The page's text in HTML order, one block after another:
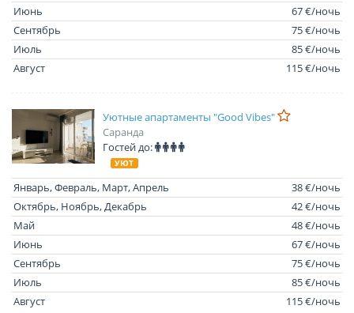
Июнь
67 €/ночь
Сентябрь
75 €/ночь
Июль
85 €/ночь
Август
115 €/ночь
Уютные апартаменты "Good Vibes"
Саранда
Гостей до:
УЮТ
Январь, Февраль, Март, Апрель
38 €/ночь
Октябрь, Ноябрь, Декабрь
42 €/ночь
Май
48 €/ночь
Июнь
67 €/ночь
Сентябрь
75 €/ночь
Июль
85 €/ночь
Август
115 €/ночь